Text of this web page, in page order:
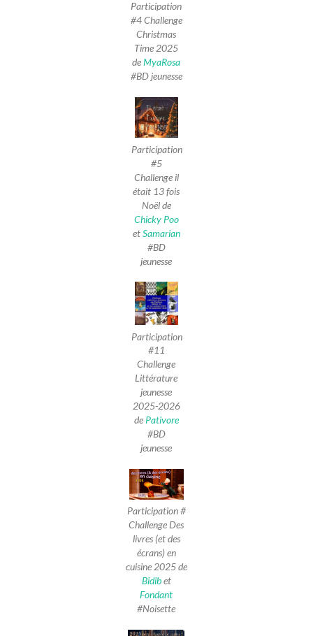
Participation
#4 Challenge
Christmas
Time 2025
deMyaRosa
#BD jeunesse
Participation
#5
Challenge il
était 13 fois
Noël de
Chicky Poo
etSamarian
#BD
jeunesse
Participation
#11
Challenge
Littérature
jeunesse
2025-2026
dePativore
#BD
jeunesse
Participation #
Challenge Des
livres (et des
écrans) en
cuisine 2025 de
Bidibet
Fondant
#Noisette